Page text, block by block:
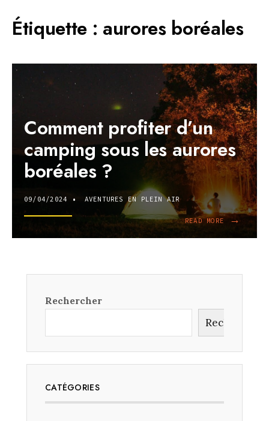
Étiquette : aurores boréales
Comment profiter d’un
camping sous les aurores
boréales ?
09/04/2024 • AVENTURES EN PLEIN AIR
READ MORE →
READ
CAMPING
BORÉALES
Rechercher
Rechercher
CATÉGORIES